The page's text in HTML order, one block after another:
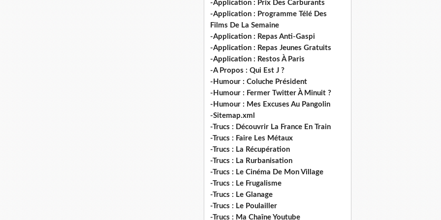
-Application : Prix Des Carburants
-Application : Programme Télé Des
Films De La Semaine
-Application : Repas Anti-Gaspi
-Application : Repas Jeunes Gratuits
-Application : Restos À Paris
-A Propos : Qui Est J ?
-Humour : Coluche Président
-Humour : Fermer Twitter À Minuit ?
-Humour : Mes Excuses Au Pangolin
-Sitemap.xml
-Trucs : Découvrir La France En Train
-Trucs : Faire Les Métaux
-Trucs : La Récupération
-Trucs : La Rurbanisation
-Trucs : Le Cinéma De Mon Village
-Trucs : Le Frugalisme
-Trucs : Le Glanage
-Trucs : Le Poulailler
-Trucs : Ma Chaîne Youtube